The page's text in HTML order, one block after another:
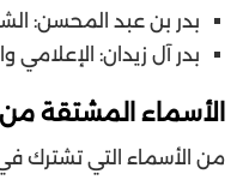
بدر بن عبد المحسن:
بدر آل زيدان:
الأسماء المشتقة
من الأسماء التي تشترك